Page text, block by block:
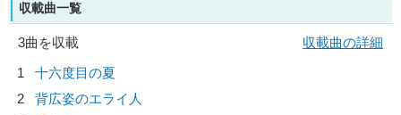
収載曲一覧
3曲を収載
収載曲の詳細
1
十六度目の夏
2
背広姿のエライ人